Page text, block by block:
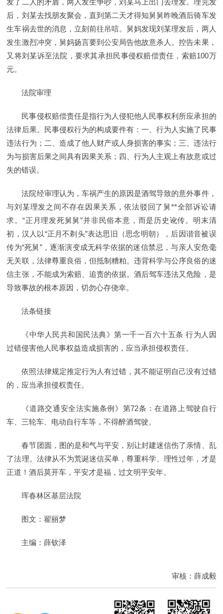
发了二人的矛盾，两人发生争吵，刘某马上出门去理发。理完发
后，刘某去找朋友聚会，直到第二天才得知舅舅昨晚酒后骑车发
生车祸去世的消息，立刻前往吊唁。舅妈发现刘某理发后，两人
发生激烈冲突，舅妈扬言要到公安局告他故意杀人。控告未果，
又将刘某诉至法院，要求其承担民事侵权赔偿责任，索赔100万
元。
法院审理
民事侵权赔偿责任是指行为人侵犯他人民事权利所应承担的
法律后果。民事侵权行为的构成要件有：一、行为人实施了民事
违法行为；二、造成了他人财产或人身损害的事实；三、违法行
为与损害后果之间具有因果关系；四、行为人主观上有故意或过
失的错误。
法院经审理认为，车祸产生的原因是酒驾导致的意外事件，
与刘某理发之间不存在因果关系，依法驳回了舅**全部诉讼请
求。“正月理发死舅舅”并非民俗本意，而是历史讹传。明末清
初，汉人以“正月不剃头”表达思旧（思念明朝），后因谐音被误
传为“死舅”，逐渐演变成无科学依据的迷信禁忌，与亲人安危毫
无关联，法律尊重良俗，但抵制糟粕。违背科学与公序良俗的迷
信主张，不能成为索赔、追责的依据。酒后驾车违法又危险，是
导致事故的根本原因，切勿心存侥幸。
法条链接
《中华人民共和国民法典》第一千一百六十五条 行为人因
过错侵害他人民事权益造成损害的，应当承担侵权责任。
依照法律规定推定行为人有过错，其不能证明自己没有过错
的，应当承担侵权责任。
《道路交通安全法实施条例》第72条：在道路上驾驶自行
车、三轮车、电动自行车等，不得醉酒驾驶。
春节团圆，图的是和气与平安，别让封建迷信伤了亲情、乱
了法理。法律从不为荒诞迷信买单，尊重科学、理性过年，才是
正道！酒后莫开车，平安才是福，过文明平安年。
珲春林区基层法院
图文：翟丽梦
主编：薛钦泽
审核：薛成毅